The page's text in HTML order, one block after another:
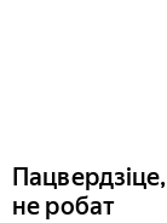
не робат